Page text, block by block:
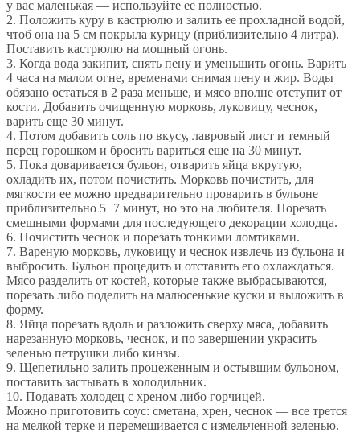
у вас маленькая — используйте ее полностью.
2. Положить куру в кастрюлю и залить ее прохладной водой,
чтоб она на 5 см покрыла курицу (приблизительно 4 литра).
Поставить кастрюлю на мощный огонь.
3. Когда вода закипит, снять пену и уменьшить огонь. Варить
4 часа на малом огне, временами снимая пену и жир. Воды
обязано остаться в 2 раза меньше, и мясо вполне отступит от
кости. Добавить очищенную морковь, луковицу, чеснок,
варить еще 30 минут.
4. Потом добавить соль по вкусу, лавровый лист и темный
перец горошком и бросить вариться еще на 30 минут.
5. Пока доваривается бульон, отварить яйца вкрутую,
охладить их, потом почистить. Морковь почистить, для
мягкости ее можно предварительно проварить в бульоне
приблизительно 5−7 минут, но это на любителя. Порезать
смешными формами для последующего декорации холодца.
6. Почистить чеснок и порезать тонкими ломтиками.
7. Вареную морковь, луковицу и чеснок извлечь из бульона и
выбросить. Бульон процедить и отставить его охлаждаться.
Мясо разделить от костей, которые также выбрасываются,
порезать либо поделить на малюсенькие куски и выложить в
форму.
8. Яйца порезать вдоль и разложить сверху мяса, добавить
нарезанную морковь, чеснок, и по завершении украсить
зеленью петрушки либо кинзы.
9. Щепетильно залить процеженным и остывшим бульоном,
поставить застывать в холодильник.
10. Подавать холодец с хреном либо горчицей.
Можно приготовить соус: сметана, хрен, чеснок — все трется
на мелкой терке и перемешивается с измельченной зеленью.